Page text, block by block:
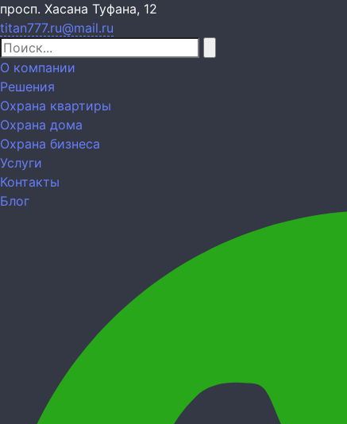
просп. Хасана Туфана, 12
titan777.ru@mail.ru
О компании
Решения
Охрана квартиры
Охрана дома
Охрана бизнеса
Услуги
Контакты
Блог